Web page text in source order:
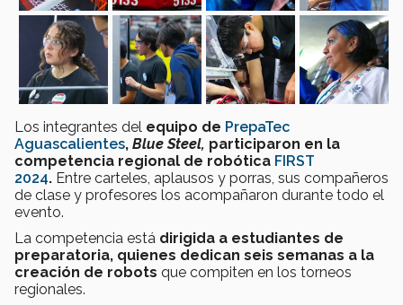
Los integrantes del equipo de PrepaTec
Aguascalientes, Blue Steel, participaron en la
competencia regional de robótica FIRST
2024. Entre carteles, aplausos y porras, sus compañeros
de clase y profesores los acompañaron durante todo el
evento.
La competencia está dirigida a estudiantes de
preparatoria, quienes dedican seis semanas a la
creación de robots que compiten en los torneos
regionales.